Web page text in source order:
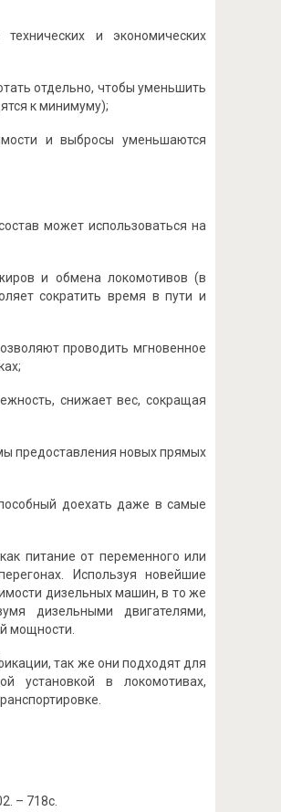
и экономических
отдельно, чтобы уменьшить
к минимуму);
и выбросы уменьшаются
может использоваться на
и обмена локомотивов (в
сократить время в пути и
проводить мгновенное
снижает вес, сокращая
предоставления новых прямых
доехать даже в самые
питание от переменного или
Используя новейшие
дизельных машин, в то же
дизельными двигателями,
мощности.
так же они подходят для
установкой в локомотивах,
– 718с.